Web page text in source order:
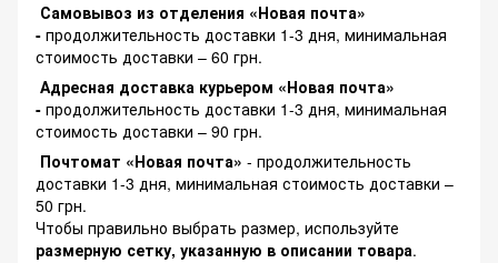
Самовывоз из отделения «Новая почта»
- продолжительность доставки 1-3 дня, минимальная
стоимость доставки – 60 грн.
Адресная доставка курьером «Новая почта»
- продолжительность доставки 1-3 дня, минимальная
стоимость доставки – 90 грн.
Почтомат «Новая почта» - продолжительность
доставки 1-3 дня, минимальная стоимость доставки –
50 грн.
Чтобы правильно выбрать размер, используйте
размерную сетку, указанную в описании товара.